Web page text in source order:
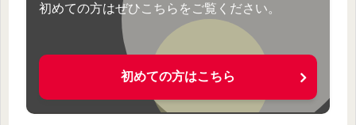
初めての方はぜひこちらをご覧ください。
初めての方はこちら